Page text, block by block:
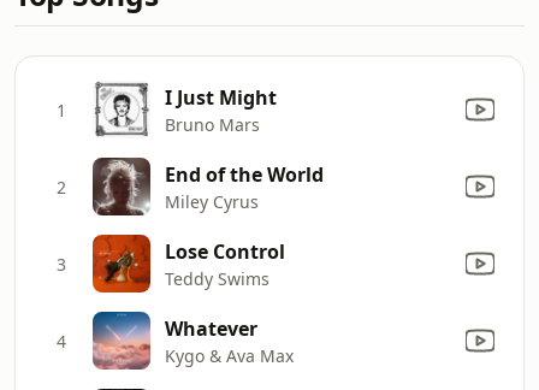
1 I Just Might
Bruno Mars
2 End of the World
Miley Cyrus
3 Lose Control
Teddy Swims
4 Whatever
Kygo & Ava Max